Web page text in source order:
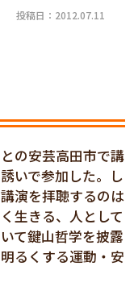
投稿日：2012.07.11
の安芸高田市で講
いで参加した。し
演を拝聴するのは
生きる、人として
て鍵山哲学を披露
るくする運動・安